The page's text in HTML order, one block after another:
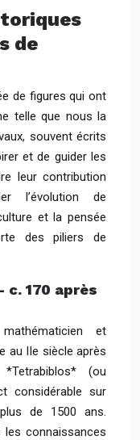
de
de figures qui ont
telle que nous la
souvent écrits
et de guider les
leur contribution
l’évolution de
et la pensée
des piliers de
c. 170 après
et
au IIe siècle après
(ou
considérable sur
de 1500 ans.
connaissances